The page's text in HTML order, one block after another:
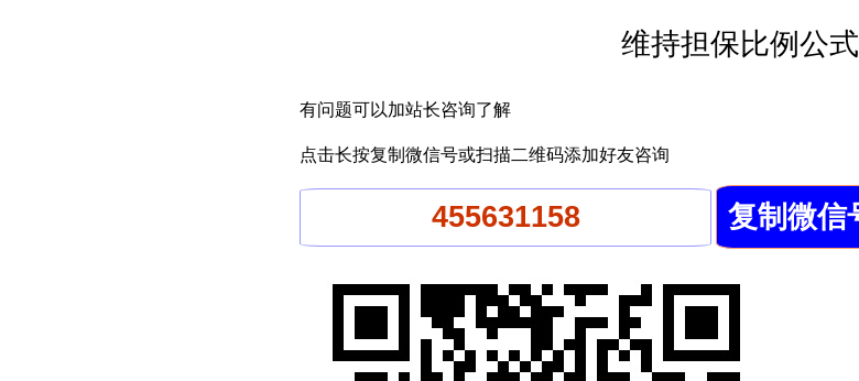
维持担保比例公式
有问题可以加站长咨询了解
点击长按复制微信号或扫描二维码添加好友咨询